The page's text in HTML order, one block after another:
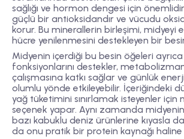
sağlığı ve hormon dengesi için
güçlü bir antioksidandır ve vücudu
korur. Bu minerallerin birleşimi, midyeyi
hücre yenilenmesini destekleyen bir
Midyenin içerdiği bu besin öğeleri ayrıca
fonksiyonlarını destekler,
çalışmasına katkı sağlar ve günlük
olumlu yönde etkileyebilir. İçeriğindeki
yağ tüketimini sınırlamak isteyenler için
seçenek yapar. Aynı zamanda
bazı kabuklu deniz ürünlerine kıyasla
da onu pratik bir protein kaynağı haline